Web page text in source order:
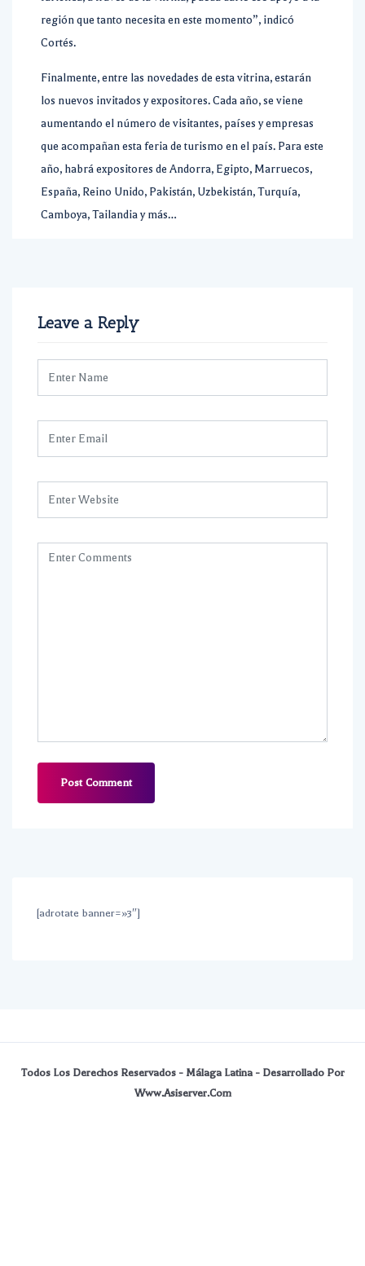
región que tanto necesita en este momento”, indicó
Cortés.
Finalmente, entre las novedades de esta vitrina, estarán
los nuevos invitados y expositores. Cada año, se viene
aumentando el número de visitantes, países y empresas
que acompañan esta feria de turismo en el país. Para este
año, habrá expositores de Andorra, Egipto, Marruecos,
España, Reino Unido, Pakistán, Uzbekistán, Turquía,
Camboya, Tailandia y más…
Leave a Reply
[adrotate banner=»3″]
Todos Los Derechos Reservados - Málaga Latina - Desarrollado Por
Www.asiserver.com